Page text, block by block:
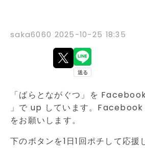
saka6060 2025-10-25 18:35
「ばらとながぐつ」を
」で up しています。Facebook
をお願いします。
下のボタンを1日1回ポチして応援